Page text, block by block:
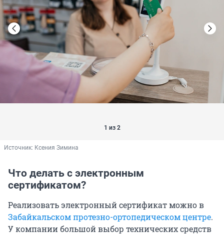
1 из 2
Источник: Ксения Зимина
Что делать с электронным
сертификатом?
Реализовать электронный сертификат можно в
Забайкальском протезно-ортопедическом центре.
У компании большой выбор технических средств